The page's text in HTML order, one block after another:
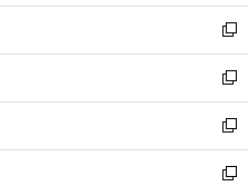
開
く
ウ
で
開
く
ン
ド
ウ
で
開
く
ウ
ィ
ン
ド
ウ
で
開
く
し
い
ウ
ィ
ン
ド
ウ
で
新
し
い
ウ
ィ
ン
ド
新
し
い
ウ
ィ
新
し
い
新